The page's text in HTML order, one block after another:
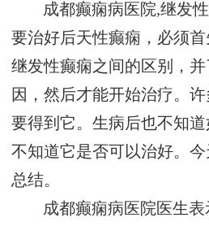
成都癫痫病医院,继发
要治好后天性癫痫，必须
继发性癫痫之间的区别，
因，然后才能开始治疗。
要得到它。生病后也不知道
不知道它是否可以治好。
总结。
成都癫痫病医院医生